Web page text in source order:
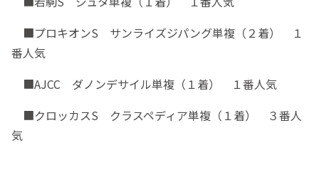
■プロキオンS サンライズジパング単複（２着） １
番人気
■AJCC ダノンデサイル単複（１着） １番人気
■クロッカスS クラスペディア単複（１着） ３番人
気